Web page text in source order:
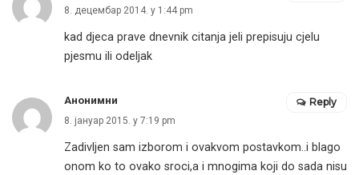
8. децембар 2014. у 1:44 pm
kad djeca prave dnevnik citanja jeli prepisuju cjelu
pjesmu ili odeljak
Анонимни
8. јануар 2015. у 7:19 pm
Zadivljen sam izborom i ovakvom postavkom..i blago
onom ko to ovako sroci,a i mnogima koji do sada nisu
Reply